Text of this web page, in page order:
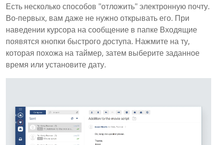
Есть несколько способов "отложить" электронную почту.
Во-первых, вам даже не нужно открывать его. При
наведении курсора на сообщение в папке Входящие
появятся кнопки быстрого доступа. Нажмите на ту,
которая похожа на таймер, затем выберите заданное
время или установите дату.